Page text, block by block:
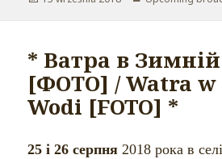
* Ватра в
[ФОТО] / Watra
Wodi [FOTO] *
25 і 26 серпня 2018 рока в